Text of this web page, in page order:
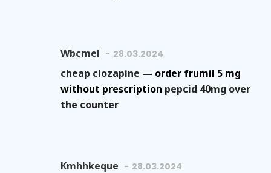
Wbcmel 28.03.2024
cheap clozapine — order frumil 5 mg
without prescription pepcid 40mg over
the counter
Kmhhkeque 28.03.2024